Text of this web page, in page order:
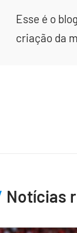
Esse é o
criação da
Notícias